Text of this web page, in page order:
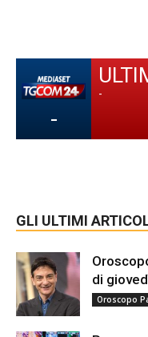
-
-
GLI ULTIMI
di
Oroscopo